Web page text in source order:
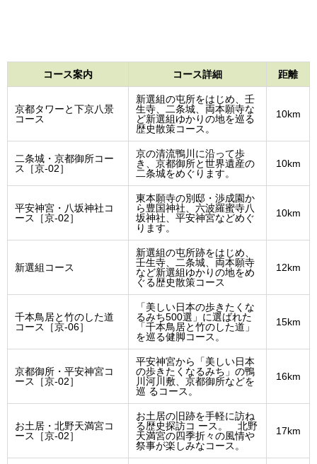
コース案内 コース詳細 距離
京都タワーと下京八景
コース
新選組の屯所をはじめ、壬
生寺、二条城、両本願寺な
ど新選組ゆかりの地を巡る
歴史散策コース。
10km
二条城・京都御所コー
ス［京-02］
京の清流鴨川に沿って歩
き、京都御所と世界遺産の
二条城をめぐります。
10km
平安神宮・八坂神社コ
ース［京-02］
東本願寺の別邸・渉成園か
ら豊国神社、六波羅蜜寺八
坂神社、平安神宮などめぐ
ります。
10km
新選組コース
新選組の屯所跡をはじめ、
壬生寺、二条城、両本願寺
など新選組ゆかりの地をめ
ぐる歴史散策コース
12km
千本鳥居と竹のした道
コース［京-06］
「美しい日本の歩きたくな
るみち500選」に選ばれた
「千本鳥居と竹のした道」
を巡る健脚コース。
15km
京都御所・平安神宮コ
ース［京-02］
平安神宮から「美しい日本
の歩きたくなるみち」の鴨
川河川敷、京都御所などを
巡 るコース。
16km
お土居・北野天満宮コ
ース［京-02］
お土居の旧跡を手軽に訪ね
る歴史探訪コ ース。 北野
天満宮の四季折々の風情や
祭事が楽しみなコース。
17km